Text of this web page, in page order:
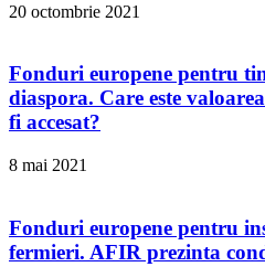
20 octombrie 2021
Fonduri europene pentru
diaspora. Care este
fi accesat?
8 mai 2021
Fonduri europene pentru
fermieri. AFIR prezinta